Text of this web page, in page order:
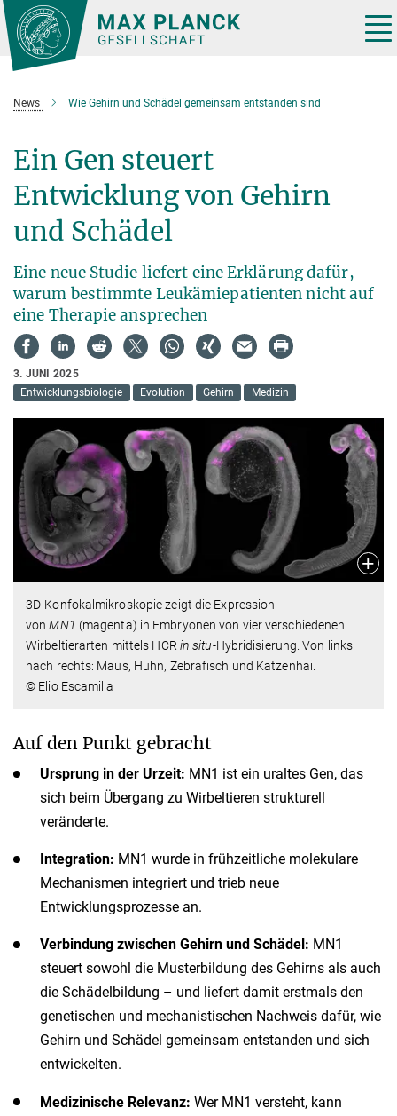
Hauptinhalt
News Wie Gehirn und Schädel gemeinsam entstanden sind
Ein Gen steuert
Entwicklung von Gehirn
und Schädel
Eine neue Studie liefert eine Erklärung dafür,
warum bestimmte Leukämiepatienten nicht auf
eine Therapie ansprechen
3. JUNI 2025
Entwicklungsbiologie
Evolution Gehirn Medizin
3D-Konfokalmikroskopie zeigt die Expression
vonMN1 (magenta) in Embryonen von vier verschiedenen
Wirbeltierarten mittels HCR in situ-Hybridisierung. Von links
nach rechts: Maus, Huhn, Zebrafisch und Katzenhai.
© Elio Escamilla
Auf den Punkt gebracht
Ursprung in der Urzeit: MN1 ist ein uraltes Gen, das
sich beim Übergang zu Wirbeltieren strukturell
veränderte.
Integration: MN1 wurde in frühzeitliche molekulare
Mechanismen integriert und trieb neue
Entwicklungsprozesse an.
Verbindung zwischen Gehirn und Schädel: MN1
steuert sowohl die Musterbildung des Gehirns als auch
die Schädelbildung – und liefert damit erstmals den
genetischen und mechanistischen Nachweis dafür, wie
Gehirn und Schädel gemeinsam entstanden und sich
entwickelten.
Medizinische Relevanz: Wer MN1 versteht, kann